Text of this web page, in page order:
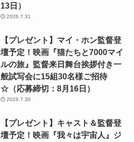
13日）
2026.7.31
【プレゼント】マイ・ホン監督登
壇予定！映画『猫たちと7000マイ
ルの旅』監督来日舞台挨拶付き一
般試写会に15組30名様ご招待
☆（応募締切：8月16日）
2026.7.30
【プレゼント】キャスト＆監督登
壇予定！映画『我々は宇宙人』ジ